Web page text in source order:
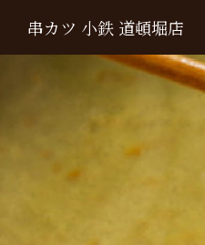
串カツ 小鉄 道頓堀店